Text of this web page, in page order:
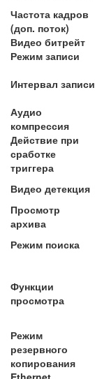
Частота кадров
(доп. поток)
Видео битрейт
Режим записи
Интервал записи
Аудио
компрессия
Действие при
сработке
триггера
Видео детекция
Просмотр
архива
Режим поиска
Функции
просмотра
Режим
резервного
копирования